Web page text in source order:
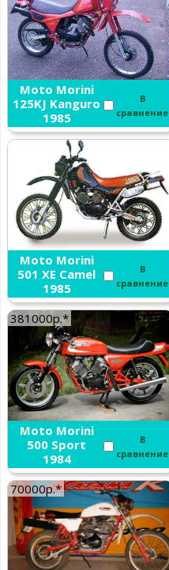
Moto Morini
125KJ Kanguro
1985
В
сравнение
Moto Morini
501 XE Camel
1985
В
сравнение
381000р.*
Moto Morini
500 Sport
1984
В
сравнение
70000р.*